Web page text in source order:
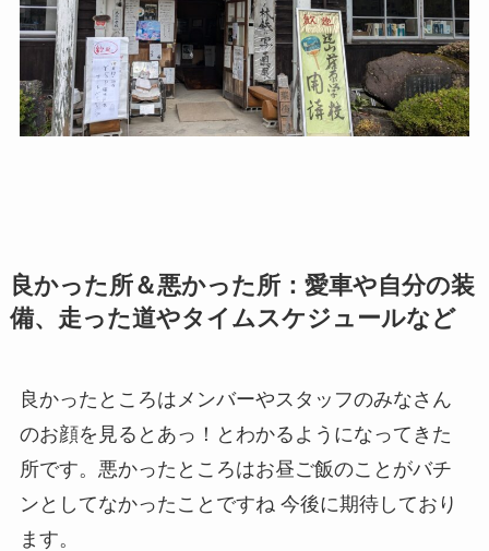
良かった所＆悪かった所：愛車や自分の装
備、走った道やタイムスケジュールなど
良かったところはメンバーやスタッフのみなさん
のお顔を見るとあっ！とわかるようになってきた
所です。悪かったところはお昼ご飯のことがバチ
ンとしてなかったことですね 今後に期待しており
ます。